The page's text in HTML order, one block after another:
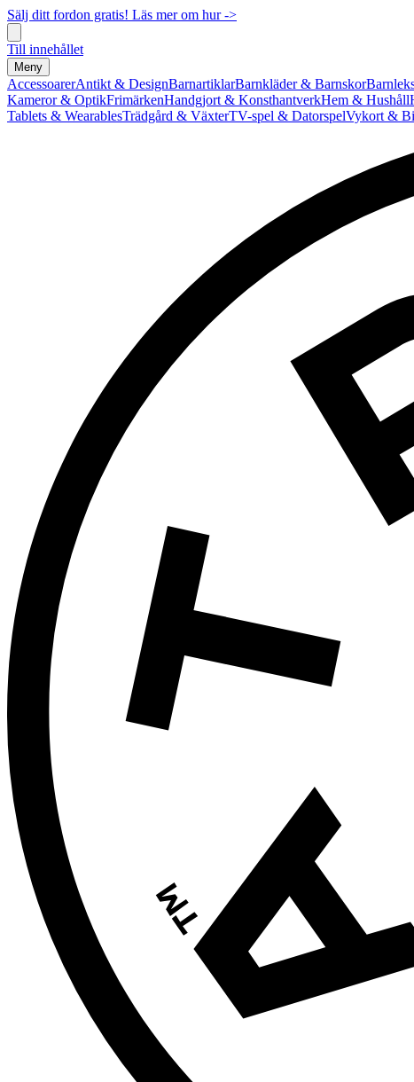
Sälj ditt fordon gratis! Läs mer om hur ->
Till innehållet
Meny
AccessoarerAntikt & DesignBarnartiklarBarnkläder & Barnskor
Kameror & OptikFrimärkenHandgjort & KonsthantverkHem & Hushåll
Tablets & WearablesTrädgård & VäxterTV-spel & DatorspelVykort &